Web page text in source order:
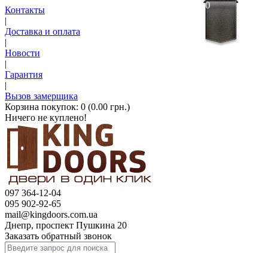
Контакты
|
Доставка и оплата
|
Новости
|
Гарантия
|
Вызов замерщика
Корзина покупок: 0 (0.00 грн.)
Ничего не куплено!
097 364-12-04
095 902-92-65
mail@kingdoors.com.ua
Днепр, проспект Пушкина 20
Заказать обратный звонок
0